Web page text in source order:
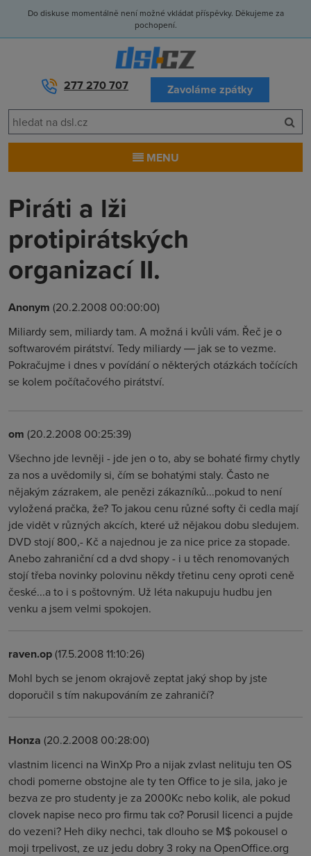
Do diskuse momentálně není možné vkládat příspěvky. Děkujeme za
pochopení.
277 270 707 Zavoláme zpátky
MENU
Piráti a lži
protipirátských
organizací II.
Anonym (20.2.2008 00:00:00)
Miliardy sem, miliardy tam. A možná i kvůli vám. Řeč je o
softwarovém pirátství. Tedy miliardy ― jak se to vezme.
Pokračujme i dnes v povídání o některých otázkách točících
se kolem počítačového pirátství.
om (20.2.2008 00:25:39)
Všechno jde levněji - jde jen o to, aby se bohaté firmy chytly
za nos a uvědomily si, čím se bohatými staly. Často ne
nějakým zázrakem, ale penězi zákazníků...pokud to není
vyložená pračka, že? To jakou cenu různé softy či cedla mají
jde vidět v různých akcích, které už nějakou dobu sledujem.
DVD stojí 800,- Kč a najednou je za nice price za stopade.
Anebo zahraniční cd a dvd shopy - i u těch renomovaných
stojí třeba novinky polovinu někdy třetinu ceny oproti ceně
české...a to i s poštovným. Už léta nakupuju hudbu jen
venku a jsem velmi spokojen.
raven.op(17.5.2008 11:10:26)
Mohl bych se jenom okrajově zeptat jaký shop by jste
doporučil s tím nakupováním ze zahraničí?
Honza (20.2.2008 00:28:00)
vlastnim licenci na WinXp Pro a nijak zvlast nelituju ten OS
chodi pomerne obstojne ale ty ten Office to je sila, jako je
bezva ze pro studenty je za 2000Kc nebo kolik, ale pokud
clovek napise neco pro firmu tak co? Porusil licenci a pujde
do vezeni? Heh diky nechci, tak dlouho se M$ pokousel o
moji trpelivost, ze uz jedu dobry 3 roky na OpenOffice.org